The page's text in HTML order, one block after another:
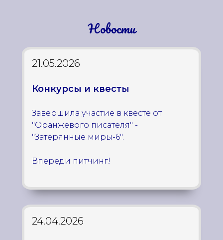
Новости
21.05.2026
Конкурсы и квесты
Завершила участие в квесте от
"Оранжевого писателя" -
"Затерянные миры-6".
Впереди питчинг!
24.04.2026